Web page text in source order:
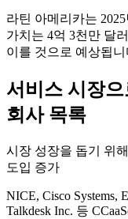
라틴 아메리카는
가치는 4억 3천만 달
이를 것으로 예상됩니
서비스 시장
회사 목록
시장 성장을 돕기 위
도입 증가
NICE, Cisco Systems,
Talkdesk Inc. 등